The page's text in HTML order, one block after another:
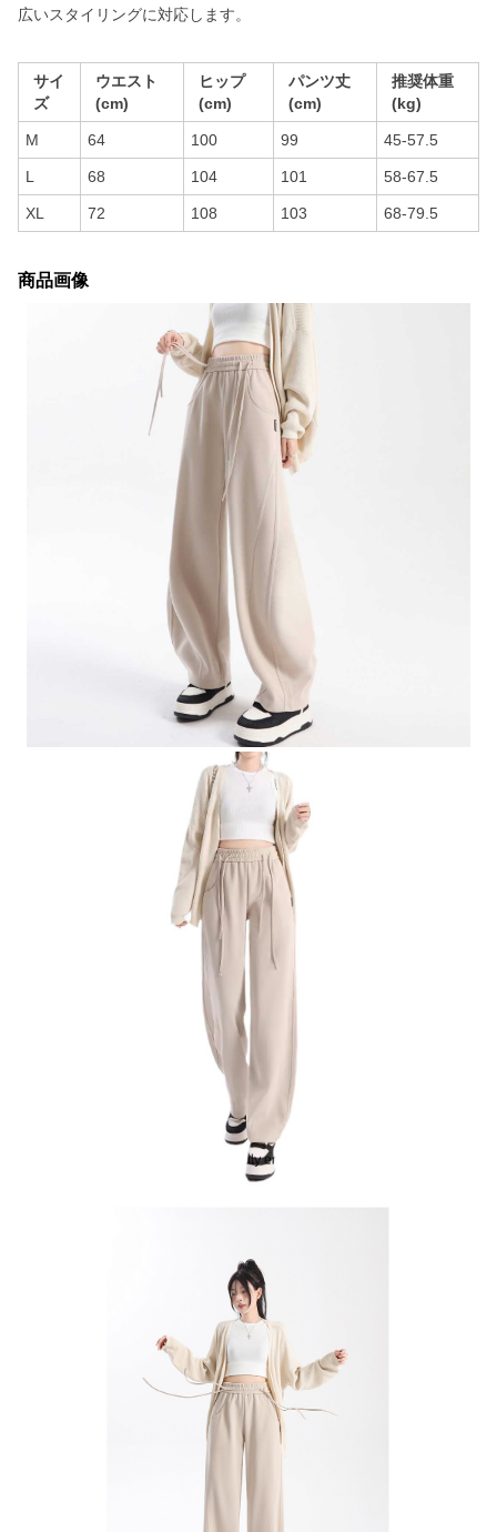
広いスタイリングに対応します。
サイ
ズ
ウエスト
(cm)
ヒップ
(cm)
パンツ丈
(cm)
推奨体重
(kg)
M 64 100 99 45-57.5
L 68 104 101 58-67.5
XL 72 108 103 68-79.5
商品画像